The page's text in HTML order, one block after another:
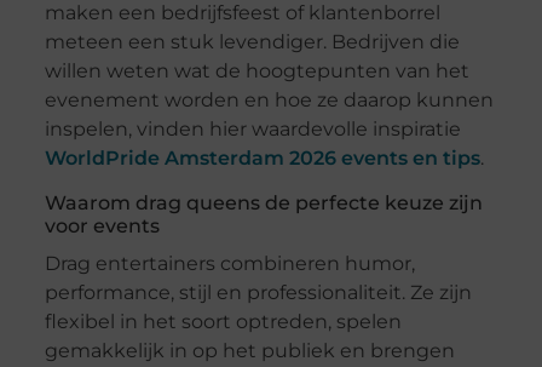
maken een bedrijfsfeest of klantenborrel
meteen een stuk levendiger. Bedrijven die
willen weten wat de hoogtepunten van het
evenement worden en hoe ze daarop kunnen
inspelen, vinden hier waardevolle inspiratie
WorldPride Amsterdam 2026 events en tips.
Waarom drag queens de perfecte keuze zijn
voor events
Drag entertainers combineren humor,
performance, stijl en professionaliteit. Ze zijn
flexibel in het soort optreden, spelen
gemakkelijk in op het publiek en brengen